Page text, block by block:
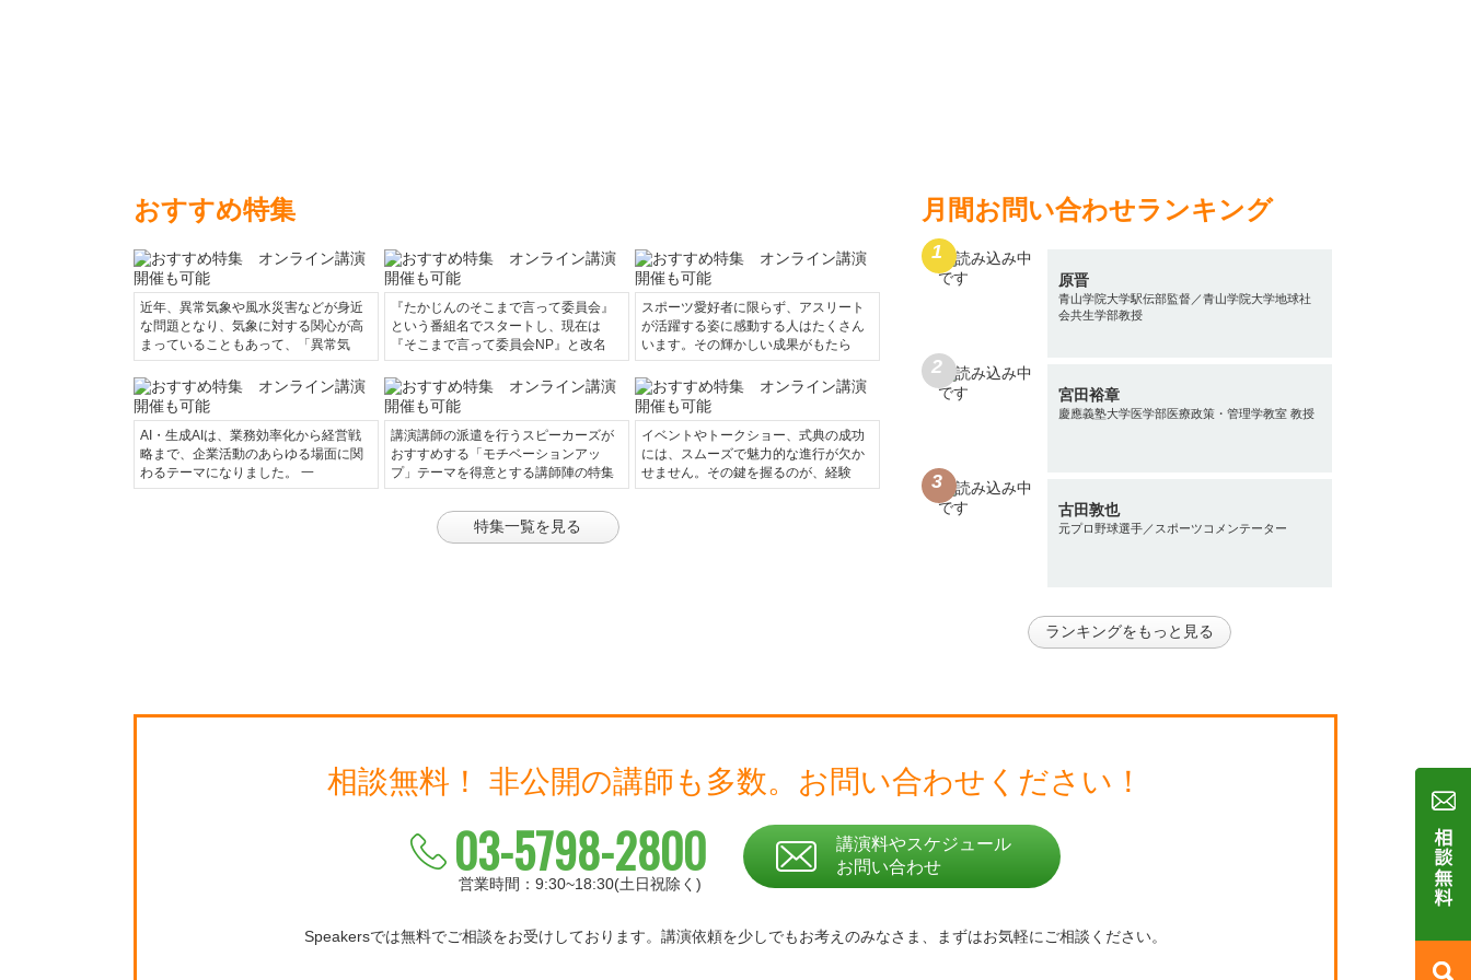
おすすめ特集
近年、異常気象や風水災害などが身近
な問題となり、気象に対する関心が高
まっていることもあって、「異常気
『たかじんのそこまで言って委員会』
という番組名でスタートし、現在は
『そこまで言って委員会NP』と改名
スポーツ愛好者に限らず、アスリート
が活躍する姿に感動する人はたくさん
います。その輝かしい成果がもたら
AI・生成AIは、業務効率化から経営戦
略まで、企業活動のあらゆる場面に関
わるテーマになりました。 一
講演講師の派遣を行うスピーカーズが
おすすめする「モチベーションアッ
プ」テーマを得意とする講師陣の特集
イベントやトークショー、式典の成功
には、スムーズで魅力的な進行が欠か
せません。その鍵を握るのが、経験
特集一覧を見る
月間お問い合わせランキング
原晋
青山学院大学駅伝部監督／青山学院大学地球社
会共生学部教授
宮田裕章
慶應義塾大学医学部医療政策・管理学教室 教授
古田敦也
元プロ野球選手／スポーツコメンテーター
ランキングをもっと見る
相談無料！ 非公開の講師も多数。 お問い合わせください！
03-5798-2800
営業時間：9:30~18:30(土日祝除く)
講演料やスケジュール
お問い合わせ
Speakersでは無料でご相談をお受けしております。 講演依頼を少しでもお考えのみなさま、 まずはお気軽にご相談ください。